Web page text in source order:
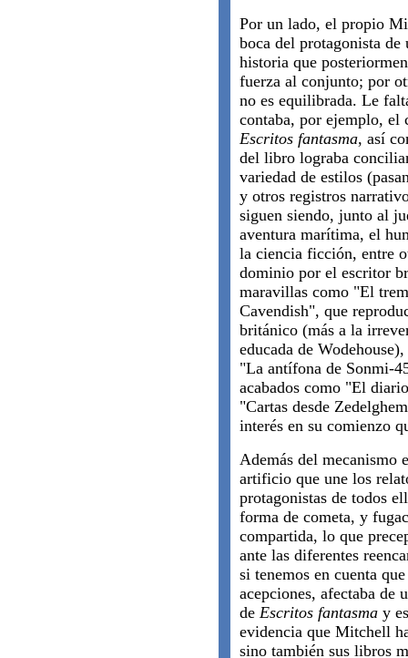
Por un lado, el propio
boca del protagonista
historia que
fuerza al conjunto; por
no es equilibrada. Le
contaba, por ejemplo, el
Escritos fantasma, así
del libro lograba
variedad de estilos
y otros registros
siguen siendo, junto al
aventura marítima, el
la ciencia ficción, entre
dominio por el escritor
maravillas como "El
Cavendish", que
británico (más a la
educada de
"La antífona de Sonmi-
acabados como "El
"Cartas desde
interés en su comienzo
Además del mecanismo
artificio que une los
protagonistas de todos
forma de cometa, y
compartida, lo que
ante las diferentes
si tenemos en cuenta
acepciones, afectaba de
de Escritos fantasma y
evidencia que Mitchell
sino también sus libros